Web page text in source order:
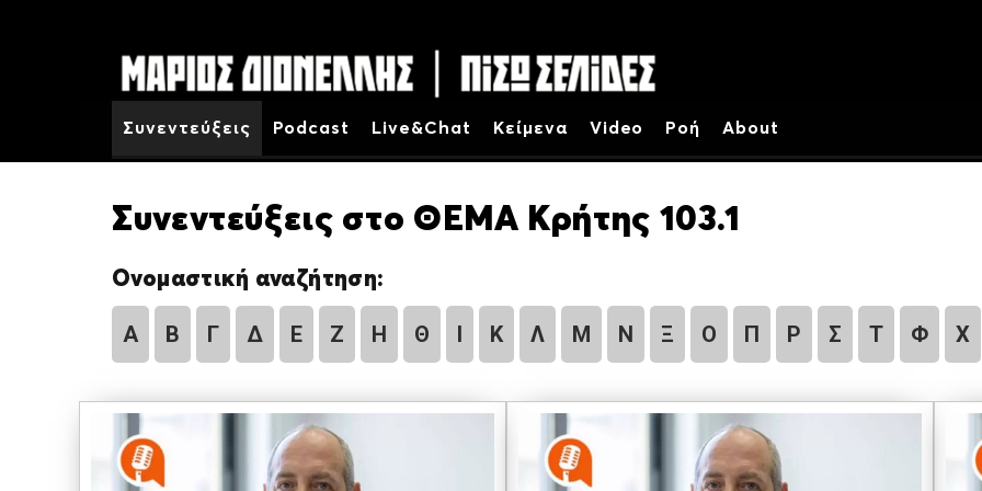
Συνεντεύξεις Podcast Live&Chat Κείμενα Video Ροή About
Συνεντεύξεις στο ΘΕΜΑ Κρήτης 103.1
Ονομαστική αναζήτηση:
Α Β Γ Δ Ε Ζ Η Θ Ι Κ Λ Μ Ν Ξ Ο Π Ρ Σ Τ Φ Χ